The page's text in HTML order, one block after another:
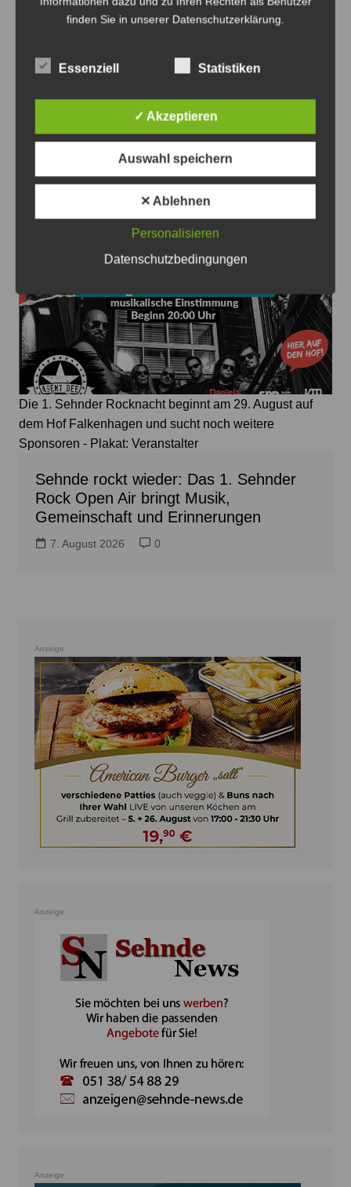
Blitzertermine in der 33.KW im Ostkreis - Foto: JPH
Blitzertermine im Ostkreis in der 33. KW
7. August 2026 0
Die 1. Sehnder Rocknacht beginnt am 29. August auf
dem Hof Falkenhagen und sucht noch weitere
Sponsoren - Plakat: Veranstalter
Sehnde rockt wieder: Das 1. Sehnder
Rock Open Air bringt Musik,
Gemeinschaft und Erinnerungen
7. August 2026 0
Anzeige
Anzeige
Anzeige
finden Sie in unserer Datenschutzerklärung.
Essenziell Statistiken
✓ Akzeptieren
Auswahl speichern
✕ Ablehnen
Personalisieren
Datenschutzbedingungen